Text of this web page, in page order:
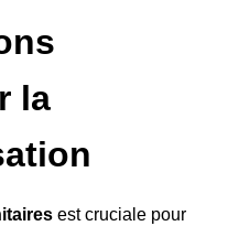
la
est cruciale pour